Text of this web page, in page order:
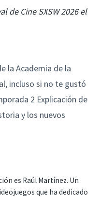
de Cine SXSW 2026 el
la Academia de la
incluso si no te gustó
2 Explicación de
y los nuevos
es Raúl Martínez. Un
que ha dedicado